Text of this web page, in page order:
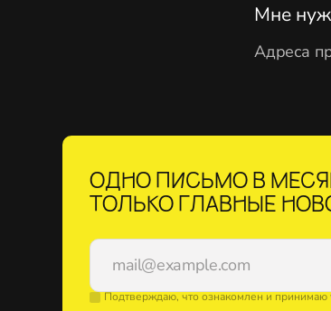
Мне
Адреса
ОДНО ПИСЬМО В
ТОЛЬКО ГЛАВНЫЕ
Подтверждаю, что ознакомлен и принимаю